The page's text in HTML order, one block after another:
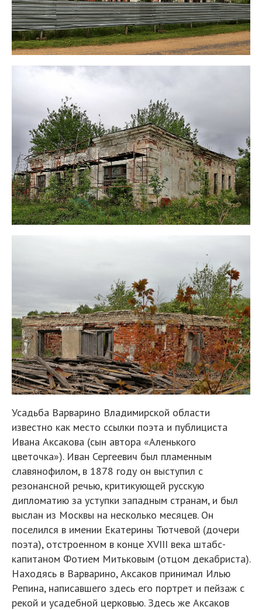
Усадьба Варварино Владимирской области
известно как место ссылки поэта и публициста
Ивана Аксакова (сын автора «Аленького
цветочка»). Иван Сергеевич был пламенным
славянофилом, в 1878 году он выступил с
резонанс­ной речью, критикующей русскую
дипломатию за уступки западным странам, и был
выслан из Москвы на несколько месяцев. Он
поселился в имении Екатерины Тютчевой (дочери
поэта), отстроенном в конце XVIII века штабс-
капитаном Фотием Митьковым (отцом декабриста).
Находясь в Варварино, Аксаков принимал Илью
Репина, написавшего здесь его портрет и пейзаж с
рекой и усадебной церковью. Здесь же Аксаков